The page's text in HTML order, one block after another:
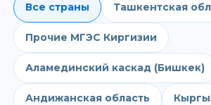
Все страны Ташкентская
Прочие МГЭС Киргизии
Аламединский каскад (Бишкек)
Андижанская область